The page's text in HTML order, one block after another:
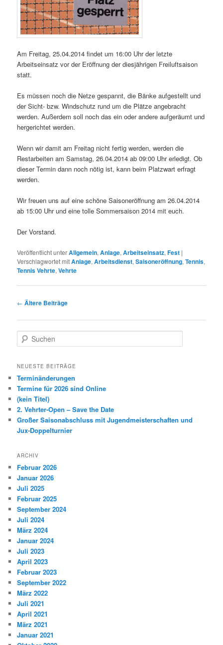
Am Freitag, 25.04.2014 findet um 16:00 Uhr der letzte
Arbeitseinsatz vor der Eröffnung der diesjährigen Freiluftsaison
statt.
Es müssen noch die Netze gespannt, die Bänke aufgestellt und
der Sicht- bzw. Windschutz rund um die Plätze angebracht
werden. Außerdem soll noch das ein oder andere aufgeräumt und
hergerichtet werden.
Wenn wir damit am Freitag nicht fertig werden, werden die
Restarbeiten am Samstag, 26.04.2014 ab 09:00 Uhr erledigt. Ob
dieser Termin dann noch nötig ist, kann beim Platzwart erfragt
werden.
Wir freuen uns auf eine schöne Saisoneröffnung am 26.04.2014
ab 15:00 Uhr und eine tolle Sommersaison 2014 mit euch.
Der Vorstand.
Veröffentlicht unterAllgemein,Anlage,Arbeitseinsatz,Fest |
Verschlagwortet mitAnlage,Arbeitsdienst,Saisoneröffnung,Tennis,
Tennis Vehrte,Vehrte
Beitragsnavigation
← Ältere Beiträge
u
h
n
NEUESTE BEITRÄGE
Terminänderungen
Termine für 2026 sind Online
(kein Titel)
2. Vehrter-Open – Save the Date
Großer Saisonabschluss mit Jugendmeisterschaften und
Jux-Doppelturnier
ARCHIV
Februar 2026
Januar 2026
Juli 2025
Februar 2025
September 2024
Juli 2024
März 2024
Januar 2024
Juli 2023
April 2023
Februar 2023
September 2022
März 2022
Juli 2021
April 2021
März 2021
Januar 2021